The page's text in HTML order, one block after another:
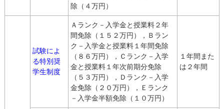
除（４万円）
試験によ
る特別奨
学生制度
Ａランク－入学金と授業料２年
間免除（１５２万円），Ｂラン
ク－入学金と授業料１年間免除
（８６万円），Ｃランク－入学
金と授業料１年次前期分免除
（５３万円），Ｄランク－入学
金免除（２０万円），Ｅランク
－入学金半額免除（１０万円）
１年間また
は２年間